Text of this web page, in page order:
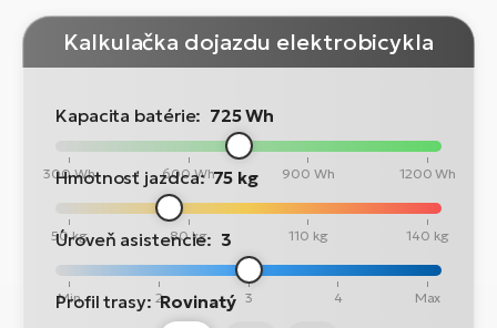
Kalkulačka dojazdu elektrobicykla
Kapacita batérie: 725 Wh
300 Wh 600 Wh 900 Wh 1200 Wh
Hmotnosť jazdca: 75 kg
50 kg 80 kg 110 kg 140 kg
Úroveň asistencie: 3
Min 2 3 4 Max
Profil trasy: Rovinatý